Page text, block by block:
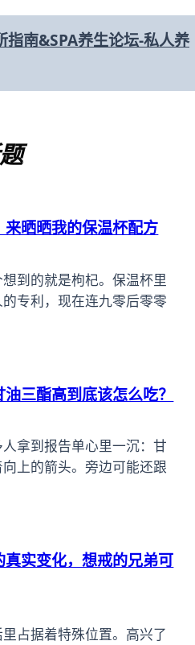
指南&SPA养生论坛-私人养
晒晒我的保温杯配方
到的就是枸杞。保温杯里
专利，现在连九零后零零
三酯高到底该怎么吃？
拿到报告单心里一沉：甘
上的箭头。旁边可能还跟
实变化，想戒的兄弟可
占据着特殊位置。高兴了